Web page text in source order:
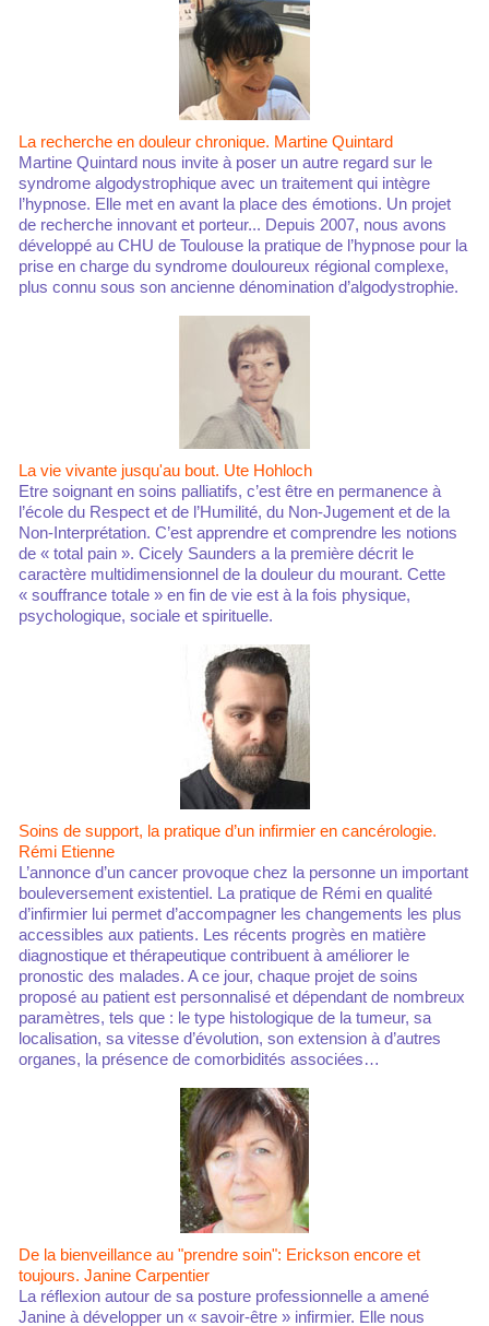
La recherche en douleur chronique. Martine Quintard
Martine Quintard nous invite à poser un autre regard sur le
syndrome algodystrophique avec un traitement qui intègre
l’hypnose. Elle met en avant la place des émotions. Un projet
de recherche innovant et porteur... Depuis 2007, nous avons
développé au CHU de Toulouse la pratique de l’hypnose pour la
prise en charge du syndrome douloureux régional complexe,
plus connu sous son ancienne dénomination d’algodystrophie.
La vie vivante jusqu'au bout. Ute Hohloch
Etre soignant en soins palliatifs, c’est être en permanence à
l’école du Respect et de l’Humilité, du Non-Jugement et de la
Non-Interprétation. C’est apprendre et comprendre les notions
de « total pain ». Cicely Saunders a la première décrit le
caractère multidimensionnel de la douleur du mourant. Cette
« souffrance totale » en fin de vie est à la fois physique,
psychologique, sociale et spirituelle.
Soins de support, la pratique d’un infirmier en cancérologie.
Rémi Etienne
L’annonce d’un cancer provoque chez la personne un important
bouleversement existentiel. La pratique de Rémi en qualité
d’infirmier lui permet d’accompagner les changements les plus
accessibles aux patients. Les récents progrès en matière
diagnostique et thérapeutique contribuent à améliorer le
pronostic des malades. A ce jour, chaque projet de soins
proposé au patient est personnalisé et dépendant de nombreux
paramètres, tels que : le type histologique de la tumeur, sa
localisation, sa vitesse d’évolution, son extension à d’autres
organes, la présence de comorbidités associées…
De la bienveillance au "prendre soin": Erickson encore et
toujours. Janine Carpentier
La réflexion autour de sa posture professionnelle a amené
Janine à développer un « savoir-être » infirmier. Elle nous